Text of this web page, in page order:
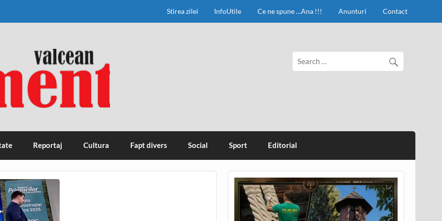
Stirea zilei InfoUtile Ce ne spune …Ana !!! Anunturi Contact
Reportaj Cultura Fapt divers Social Sport Editorial